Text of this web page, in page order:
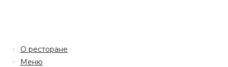
О ресторане
Меню